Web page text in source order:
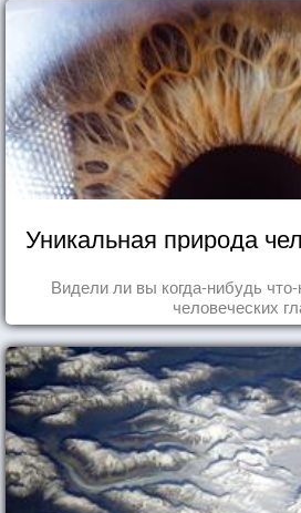
Уникальная природа
Видели ли вы когда-нибудь
человеческих